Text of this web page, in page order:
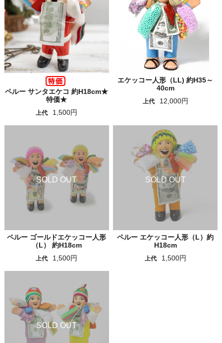
ペルー サンタエケコ 約H18cm★
特価★
上代 1,500円
エケッコー人形（LL) 約H35～
40cm
上代 12,000円
ペルー ゴールドエケッコー人形
（L） 約H18cm
上代 1,500円
ペルー エケッコー人形（L）約
H18cm
上代 1,500円